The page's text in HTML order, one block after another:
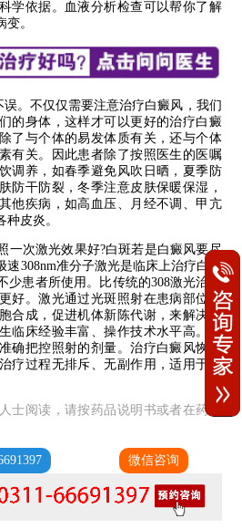
学依据。血液分析检查可以帮你了解
。
。不仅仅需要注意治疗白癜风，我们
的身体，这样才可以更好的治疗白癜
了与个体的易发体质有关，还与个体
有关。因此患者除了按照医生的医嘱
调养，如春季避免风吹日晒，夏季防
防干防裂，冬季注意皮肤保暖保湿，
他疾病，如高血压、月经不调、甲亢
皮炎。
次激光效果好?白斑若是白癜风要尽
速308nm准分子激光是临床上治疗白癜
少患者所使用。比传统的308激光治疗
好。激光通过光斑照射在患病部位，
合成，促进机体新陈代谢，来解决黑
临床经验丰富、操作技术水平高。可
确把控照射的剂量。治疗白癜风恢复
疗过程无排斥、无副作用，适用于所
士阅读，请按药品说明书或者在药师
微信咨询